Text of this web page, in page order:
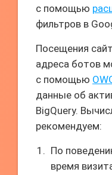
с помощью
фильтров в
Посещения
адреса ботов
с помощью
данные об
BigQuery.
рекомендуем:
По
время